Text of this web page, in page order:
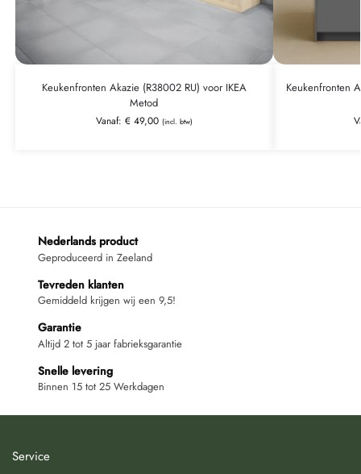
Keukenfronten Akazie (R38002 RU) voor IKEA
Metod
Vanaf: €49,00 (incl. btw)
Keukenfronten
Nederlands product
Geproduceerd in Zeeland
Tevreden klanten
Gemiddeld krijgen wij een 9,5!
Garantie
Altijd 2 tot 5 jaar fabrieksgarantie
Snelle levering
Binnen 15 tot 25 Werkdagen
Service